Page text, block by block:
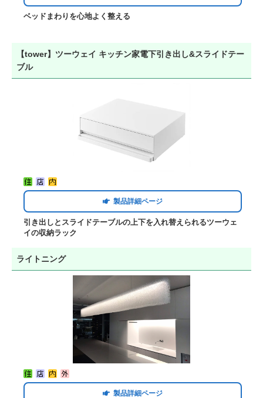
ベッドまわりを心地よく整える
【tower】ツーウェイ キッチン家電下引き出し&スライドテー
ブル
製品詳細ページ
引き出しとスライドテーブルの上下を入れ替えられるツーウェ
イの収納ラック
ライトニング
製品詳細ページ